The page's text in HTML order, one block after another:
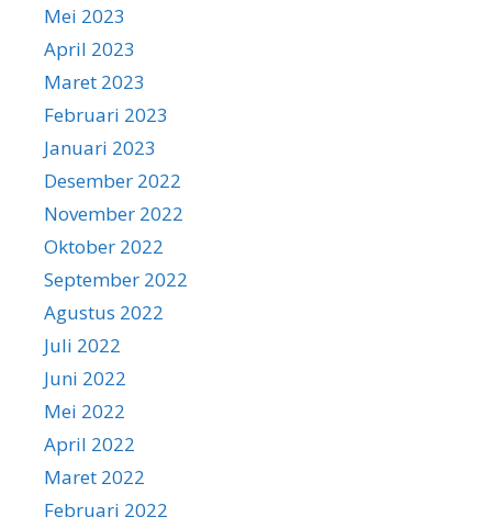
Mei 2023
April 2023
Maret 2023
Februari 2023
Januari 2023
Desember 2022
November 2022
Oktober 2022
September 2022
Agustus 2022
Juli 2022
Juni 2022
Mei 2022
April 2022
Maret 2022
Februari 2022